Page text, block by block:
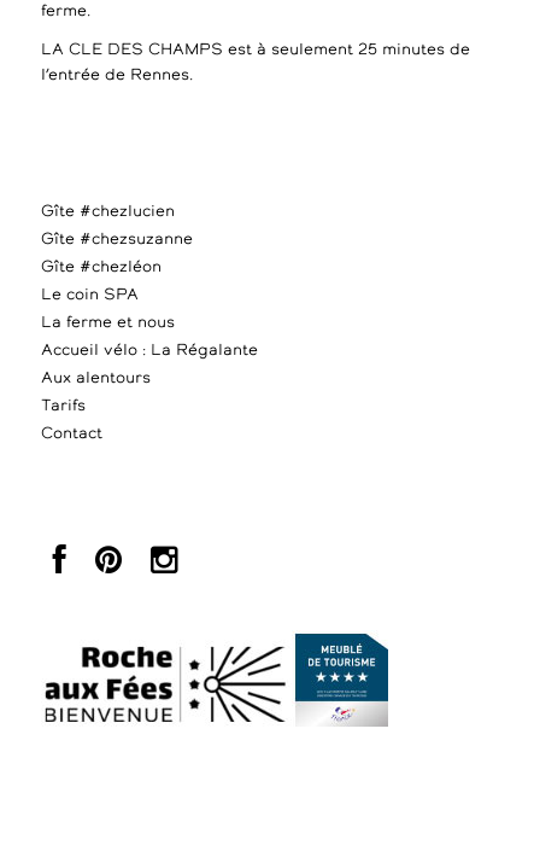
ferme.
LA CLE DES CHAMPS est à seulement 25 minutes de
l’entrée de Rennes.
Gîte #chezlucien
Gîte #chezsuzanne
Gîte #chezléon
Le coin SPA
La ferme et nous
Accueil vélo : La Régalante
Aux alentours
Tarifs
Contact